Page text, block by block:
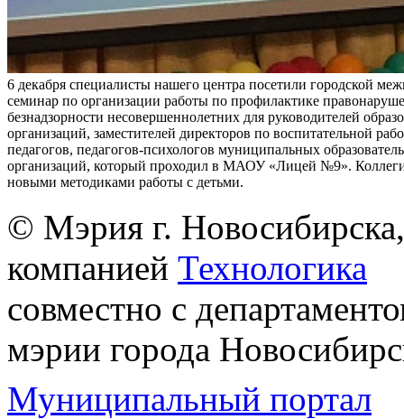
6 декабря специалисты нашего центра посетили городской
семинар по организации работы по профилактике
безнадзорности несовершеннолетних для руководителей
организаций, заместителей директоров по воспитательной
педагогов, педагогов-психологов муниципальных
организаций, который проходил в МАОУ «Лицей №9».
новыми методиками работы с детьми.
© Мэрия г.
компанией Технологика
совместно с
мэрии города
Муниципальный портал